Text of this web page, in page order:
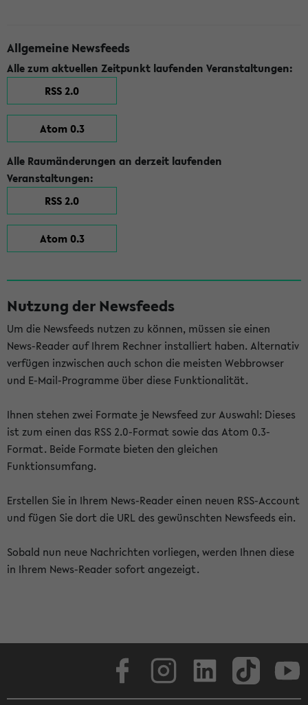
Allgemeine Newsfeeds
Alle zum aktuellen Zeitpunkt laufenden Veranstaltungen:
RSS 2.0
Atom 0.3
Alle Raumänderungen an derzeit laufenden
Veranstaltungen:
RSS 2.0
Atom 0.3
Nutzung der Newsfeeds
Um die Newsfeeds nutzen zu können, müssen sie einen
News-Reader auf Ihrem Rechner installiert haben. Alternativ
verfügen inzwischen auch schon die meisten Webbrowser
und E-Mail-Programme über diese Funktionalität.
Ihnen stehen zwei Formate je Newsfeed zur Auswahl: Dieses
ist zum einen das RSS 2.0-Format sowie das Atom 0.3-
Format. Beide Formate bieten den gleichen
Funktionsumfang.
Erstellen Sie in Ihrem News-Reader einen neuen RSS-Account
und fügen Sie dort die URL des gewünschten Newsfeeds ein.
Sobald nun neue Nachrichten vorliegen, werden Ihnen diese
in Ihrem News-Reader sofort angezeigt.